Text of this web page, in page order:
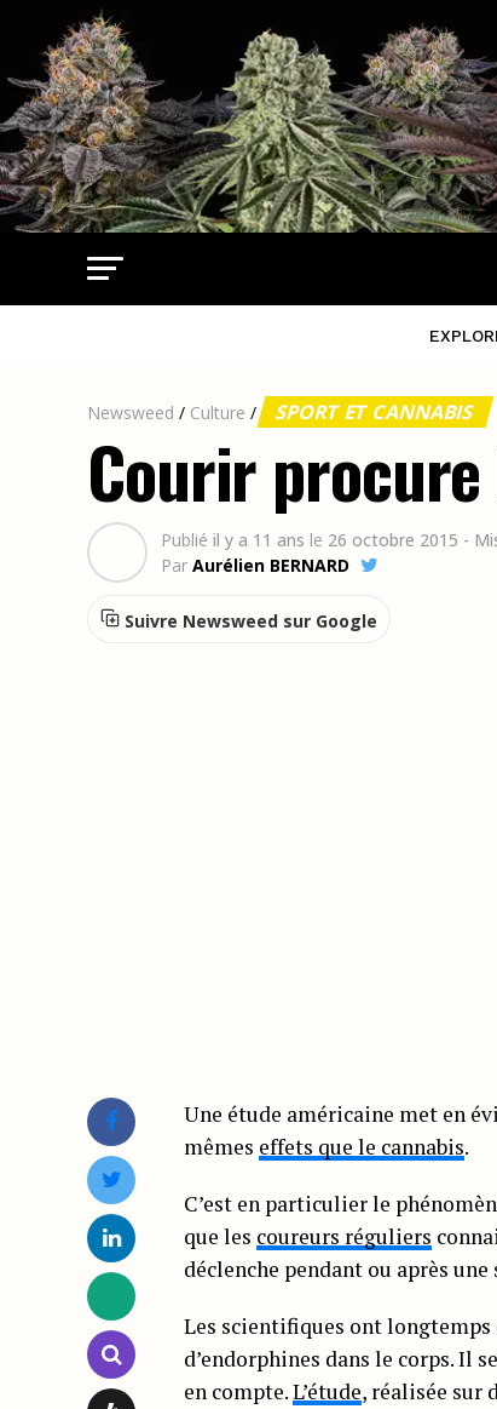
Newsweed / Culture / SPORT ET CANNABIS
Courir
Publié il y a 11 ans le 26 octobre 2015 -
Par Aurélien BERNARD
Suivre Newsweed sur Google
Une étude américaine met en
mêmes effets que le cannabis.
C’est en particulier le
que les coureurs réguliers
déclenche pendant ou après une
Les scientifiques ont
d’endorphines dans le corps. Il
en compte.L’étude, réalisée sur